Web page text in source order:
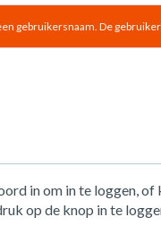
gebruikersnaam. De
in om in te loggen, of
op de knop in te